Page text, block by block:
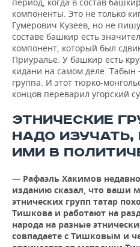
компоненты. Это не только
Гумерович Кузеев, но не
составе башкир есть
компонент, который был
Приуралье. У башкир есть
кидани на самом деле. Табын
группа. И этот тюрко-
концов переварил угорский
ЭТНИЧЕСКИЕ
НАДО ИЗУЧАТЬ,
ИМИ В
— Рафаэль Хакимов
изданию сказал, что ваши
этнических групп татар
Тишкова и работают на
народа на разные
совпадаете с Тишковым и